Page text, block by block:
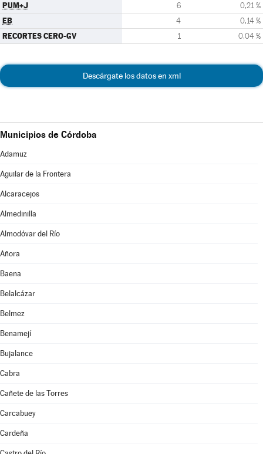
PUM+J 6 0,21 %
EB 4 0,14 %
RECORTES CERO-GV 1 0,04 %
Descárgate los datos en xml
Municipios de Córdoba
Adamuz
Aguilar de la Frontera
Alcaracejos
Almedinilla
Almodóvar del Río
Añora
Baena
Belalcázar
Belmez
Benamejí
Bujalance
Cabra
Cañete de las Torres
Carcabuey
Cardeña